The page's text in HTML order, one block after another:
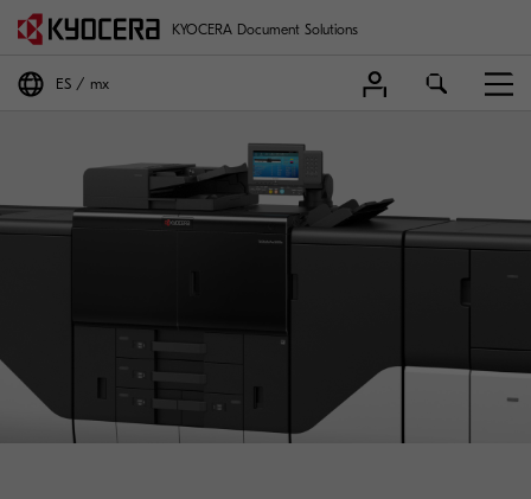
KYOCERA Document Solutions
ES mx